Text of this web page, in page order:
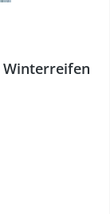
Winterreifen